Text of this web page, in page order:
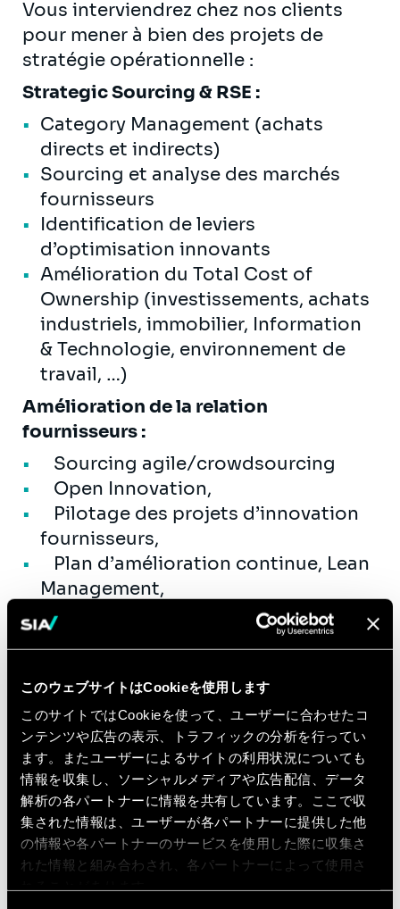
このウェブサイトはCookieを使用します
このサイトではCookieを使って、ユーザーに合わせたコ
ンテンツや広告の表示、トラフィックの分析を行ってい
ます。またユーザーによるサイトの利用状況についても
情報を収集し、ソーシャルメディアや広告配信、データ
解析の各パートナーに情報を共有しています。ここで収
集された情報は、ユーザーが各パートナーに提供した他
の情報や各パートナーのサービスを使用した際に収集さ
れた情報と組み合わされ、各パートナーによって使用さ
Vous interviendrez chez nos clients
pour mener à bien des projets de
stratégie opérationnelle :
Strategic Sourcing & RSE :
Category Management (achats
directs et indirects)
Sourcing et analyse des marchés
fournisseurs
Identification de leviers
d’optimisation innovants
Amélioration du Total Cost of
Ownership (investissements, achats
industriels, immobilier, Information
& Technologie, environnement de
travail, …)
Amélioration de la relation
fournisseurs :
Sourcing agile/crowdsourcing
Open Innovation,
Pilotage des projets d’innovation
fournisseurs,
Plan d’amélioration continue, Lean
Management,
Amélioration des Processus Source to
Pay et Outils, Digitalisation du
Digital Labs
Outils de Costing et Market
Intelligence,
Spend analytics
Développement des talents :
Formations et séminaires
interactifs